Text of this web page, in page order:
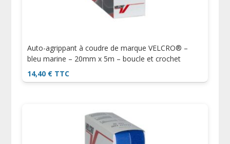
Auto-agrippant à coudre de marque VELCRO® –
bleu marine – 20mm x 5m – boucle et crochet
14,40 € TTC